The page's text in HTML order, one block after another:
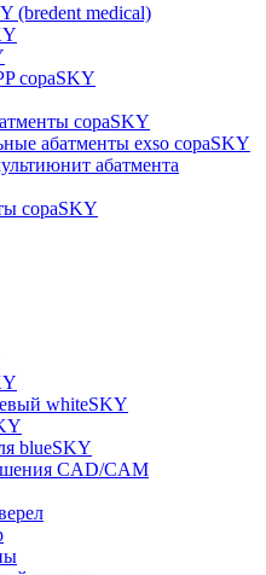
(bredent medical)
copaSKY
copaSKY
абатменты exso copaSKY
абатмента
copaSKY
whiteSKY
blueSKY
CAD/CAM